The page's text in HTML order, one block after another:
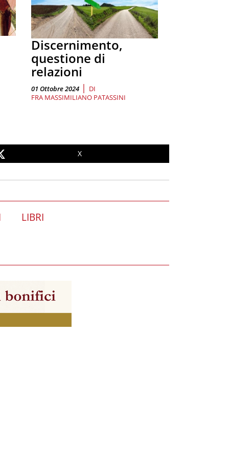
Discernimento,
questione di
relazioni
01 Ottobre 2024 | DI
FRA MASSIMILIANO PATASSINI
X
LIBRI